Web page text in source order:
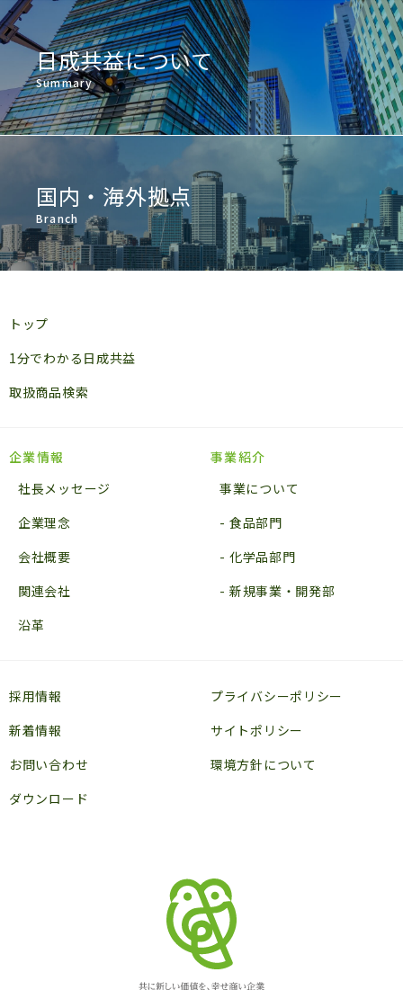
日成共益について
Summary
国内・海外拠点
Branch
トップ
1分でわかる日成共益
取扱商品検索
企業情報
社長メッセージ
企業理念
会社概要
関連会社
沿革
事業紹介
事業について
食品部門
化学品部門
新規事業・開発部
採用情報
新着情報
お問い合わせ
ダウンロード
プライバシーポリシー
サイトポリシー
環境方針について